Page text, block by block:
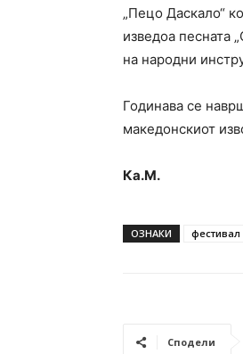
„Пецо Даскало“
изведоа песната
на народни
Годинава се
македонскиот
Ка.М.
ОЗНАКИ фестивал
Сподели